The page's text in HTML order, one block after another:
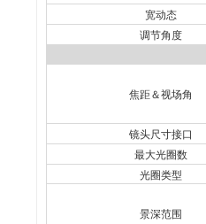
宽动态
调节角度
焦距＆视场角
镜头尺寸接口
最大光圈数
光圈类型
景深范围